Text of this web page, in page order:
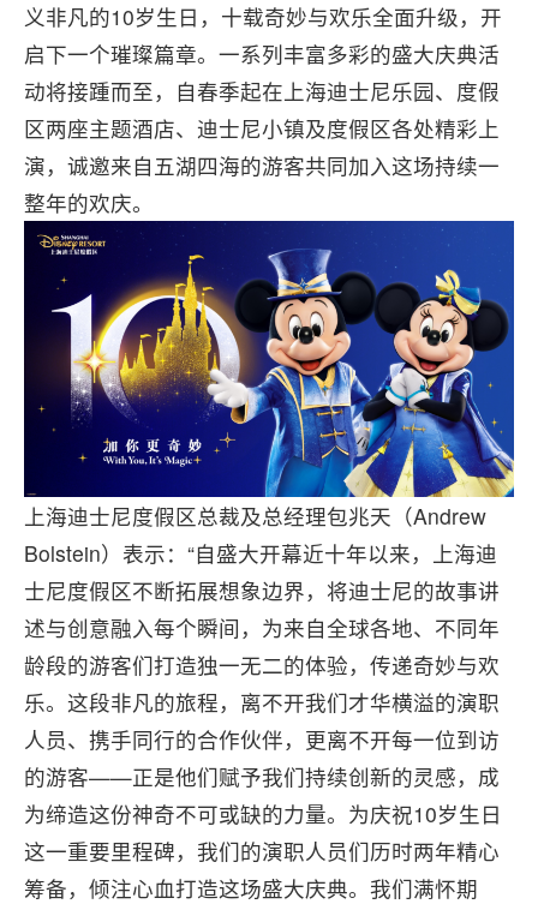
义非凡的10岁生日，十载奇妙与欢乐全面升级，开
启下一个璀璨篇章。一系列丰富多彩的盛大庆典活
动将接踵而至，自春季起在上海迪士尼乐园、度假
区两座主题酒店、迪士尼小镇及度假区各处精彩上
演，诚邀来自五湖四海的游客共同加入这场持续一
整年的欢庆。
上海迪士尼度假区总裁及总经理包兆天（Andrew
Bolstein）表示：“自盛大开幕近十年以来，上海迪
士尼度假区不断拓展想象边界，将迪士尼的故事讲
述与创意融入每个瞬间，为来自全球各地、不同年
龄段的游客们打造独一无二的体验，传递奇妙与欢
乐。这段非凡的旅程，离不开我们才华横溢的演职
人员、携手同行的合作伙伴，更离不开每一位到访
的游客——正是他们赋予我们持续创新的灵感，成
为缔造这份神奇不可或缺的力量。为庆祝10岁生日
这一重要里程碑，我们的演职人员们历时两年精心
筹备，倾注心血打造这场盛大庆典。我们满怀期